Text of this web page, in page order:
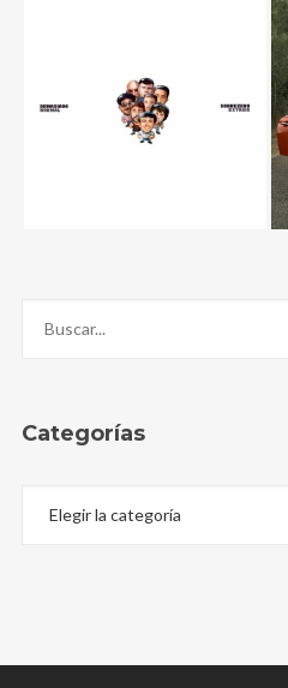
Categorías